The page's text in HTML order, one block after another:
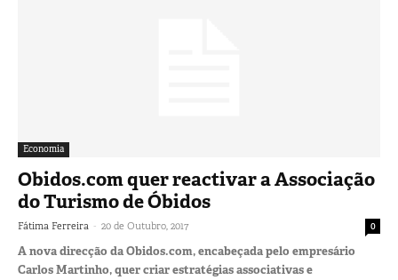
Economia
Obidos.com quer reactivar a Associação
do Turismo de Óbidos
Fátima Ferreira - 20 de Outubro, 2017 0
A nova direcção da Obidos.com, encabeçada pelo empresário
Carlos Martinho, quer criar estratégias associativas e